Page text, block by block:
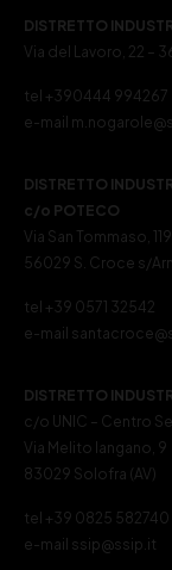
DISTRETTO
Via del Lavoro, 22 –
tel +390444 994267
e-mail
DISTRETTO
c/o POTECO
Via San Tommaso,
56029 S. Croce s/
tel +39 0571 32542
e-mail
DISTRETTO
c/o UNIC – Centro
Via Melito Iangano, 9
83029 Solofra (AV)
tel +39 0825 582740
e-mail ssip@ssip.it